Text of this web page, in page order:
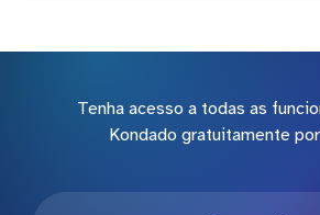
Tenha acesso a todas as
Kondado gratuitamente